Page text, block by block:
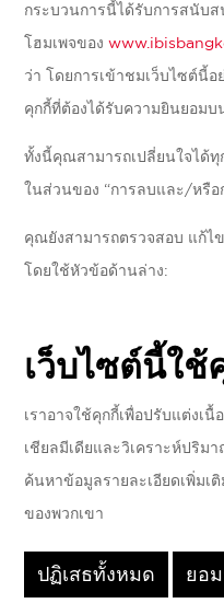
กระบวนการนี้ได้รับการสนับ
โฮมเพจของ
ว่า โดยการเข้าชมเว็บไซต์นี้
คุกกี้ที่ต้องได้รับความยินยอม
ทั้งนี้คุณสามารถเปลี่ยนใจได้ทุ
ในส่วนของ “การลบและ/หรือ
คุณยังสามารถตรวจสอบ แก้ไ
โดยใช้หัวข้อด้านล่าง:
เว็บไซต์นี้ใช้
เราอาจใช้คุกกี้เพื่อปรับแต่งเ
เชียลมีเดียและวิเคราะห์ปริม
ค้นหาข้อมูลรายละเอียดเพิ่มเ
ของพวกเขา
ปฏิเสธทั้งหมด ยอ